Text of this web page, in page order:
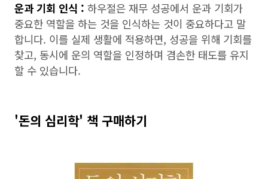
운과 기회 인식 : 하우절은 재무 성공에서 운과 기회가
중요한 역할을 하는 것을 인식하는 것이 중요하다고 말
합니다. 이를 실제 생활에 적용하면, 성공을 위해 기회를
찾고, 동시에 운의 역할을 인정하며 겸손한 태도를 유지
할 수 있습니다.
'돈의 심리학' 책 구매하기